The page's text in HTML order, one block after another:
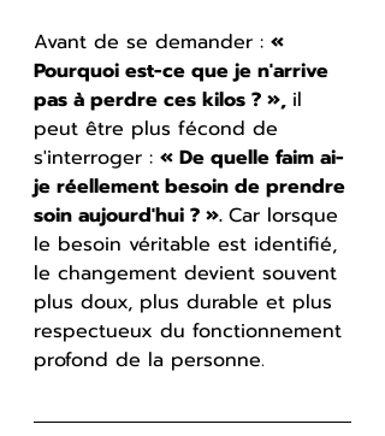
Avant de se demander : «
Pourquoi est-ce que je n'arrive
pas à perdre ces kilos ? », il
peut être plus fécond de
s'interroger : « De quelle faim ai-
je réellement besoin de prendre
soin aujourd'hui ? ». Car lorsque
le besoin véritable est identifié,
le changement devient souvent
plus doux, plus durable et plus
respectueux du fonctionnement
profond de la personne.